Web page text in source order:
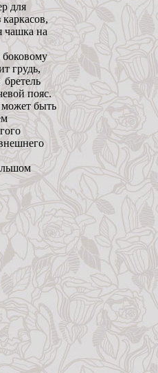
для
чашка на
боковому
грудь,
пояс.
может быть